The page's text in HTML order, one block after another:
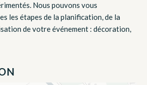
Nous pouvons vous
les étapes de la planification, de la
de votre événement : décoration,